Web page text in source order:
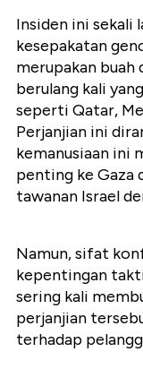
Insiden ini sekali
kesepakatan
merupakan
berulang kali
seperti Qatar,
Perjanjian ini
kemanusiaan ini
penting ke Gaza
tawanan Israel
Namun, sifat
kepentingan
sering kali
perjanjian
terhadap